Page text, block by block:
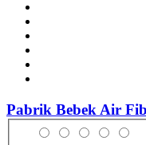
Pabrik Bebek Air